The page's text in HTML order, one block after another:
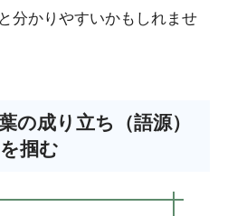
分かりやすいかもしれませ
の成り立ち（語源）
掴む